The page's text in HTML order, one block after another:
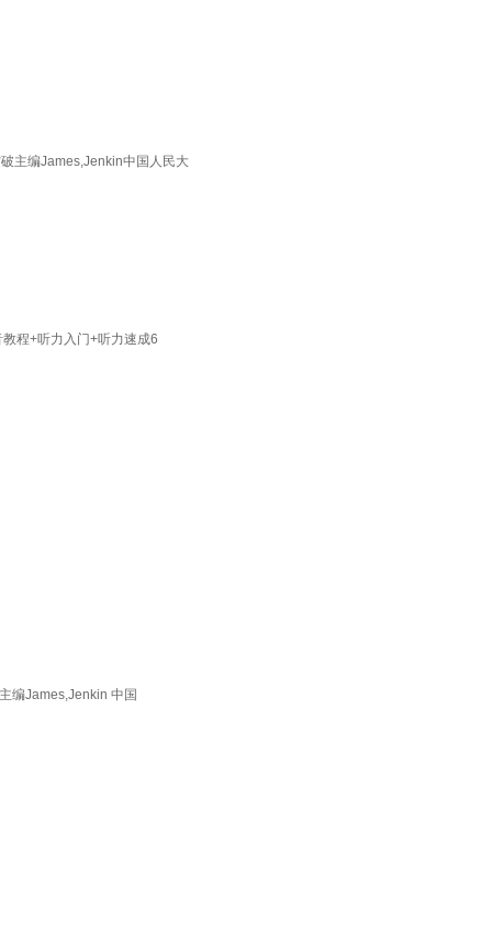
主编James,Jenkin中国人民大
程+听力入门+听力速成6
编James,Jenkin 中国